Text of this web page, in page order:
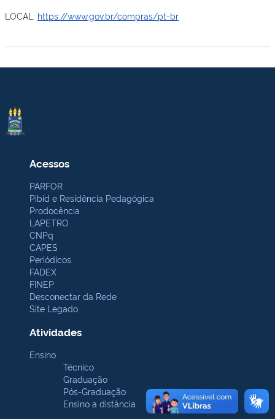
LOCAL: https://www.gov.br/compras/pt-br
Acessos
PARFOR
Pibid e Residência Pedagógica
Prodocência
LAPETRO
CNPq
CAPES
Periódicos
FADEX
FINEP
Desconectar da Rede
Site Legado
Atividades
Ensino
Técnico
Graduação
Pós-Graduação
Ensino a distância